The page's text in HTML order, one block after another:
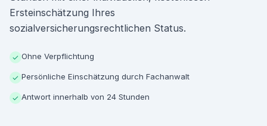
Ersteinschätzung Ihres
sozialversicherungsrechtlichen Status.
✓ Ohne Verpflichtung
✓ Persönliche Einschätzung durch Fachanwalt
✓ Antwort innerhalb von 24 Stunden